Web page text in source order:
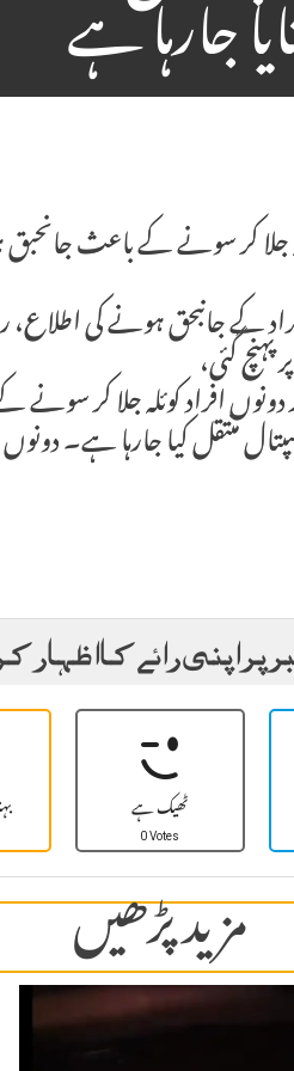
جارہا ہے
میں 2 چوکیدار کوئلہ جلا کر سونے کے
گئی،
دونوں افراد کوئلہ جلا کر
منتقل کیا جارہا ہے۔ دونوں
پر اپنی رائے کا اظہار
ٹھیک ہے
0 Votes
مزید پڑھیں